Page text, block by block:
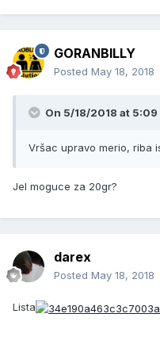
GORANBILLY
Posted May 18, 2018
On 5/18/2018 at
Vršac upravo merio, riba
Jel moguce za 20gr?
darex
Posted May 18, 2018
Lista